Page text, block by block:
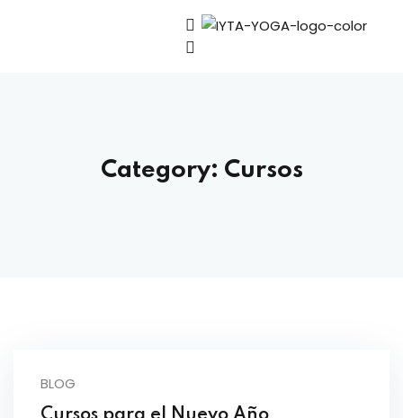
Category: Cursos
BLOG
Sign in